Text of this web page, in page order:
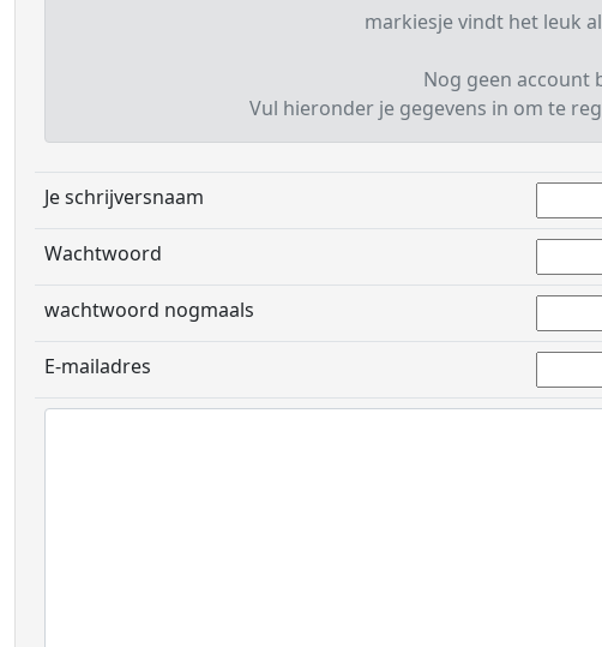
markiesje vindt het leuk
Nog geen account
Vul hieronder je gegevens in om te
Je schrijversnaam
Wachtwoord
wachtwoord nogmaals
E-mailadres